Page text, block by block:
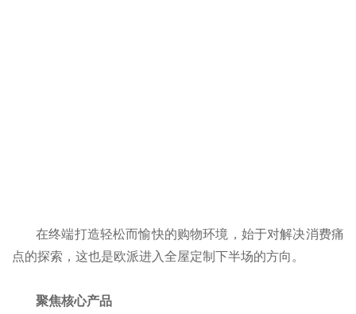
在终端打造轻松而愉快的购物环境，始于对解决消费痛
点的探索，这也是欧派进入全屋定制下半场的方向。
聚焦核心产品